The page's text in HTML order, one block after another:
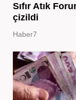
Sıfır Atık
çizildi
Haber7